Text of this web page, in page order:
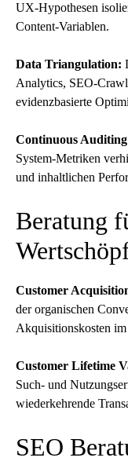
UX-Hypothesen
Content-Variablen.
Data Triangulation:
Analytics, SEO-
evidenzbasierte
Continuous Auditing
System-Metriken
und inhaltlichen
Beratung
Customer
der organischen
Akquisitionskosten
Customer Lifetime
Such- und
wiederkehrende
SEO